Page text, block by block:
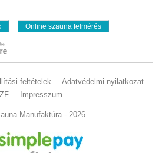
Online szauna felmérés
feltételek
Adatvédelmi nyilatkozat
Impresszum
Manufaktúra - 2026